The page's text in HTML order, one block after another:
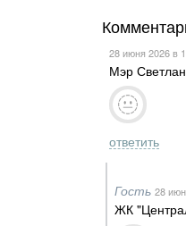
28 июня 2026в
Мэр
ответить
Гость 28
ЖК